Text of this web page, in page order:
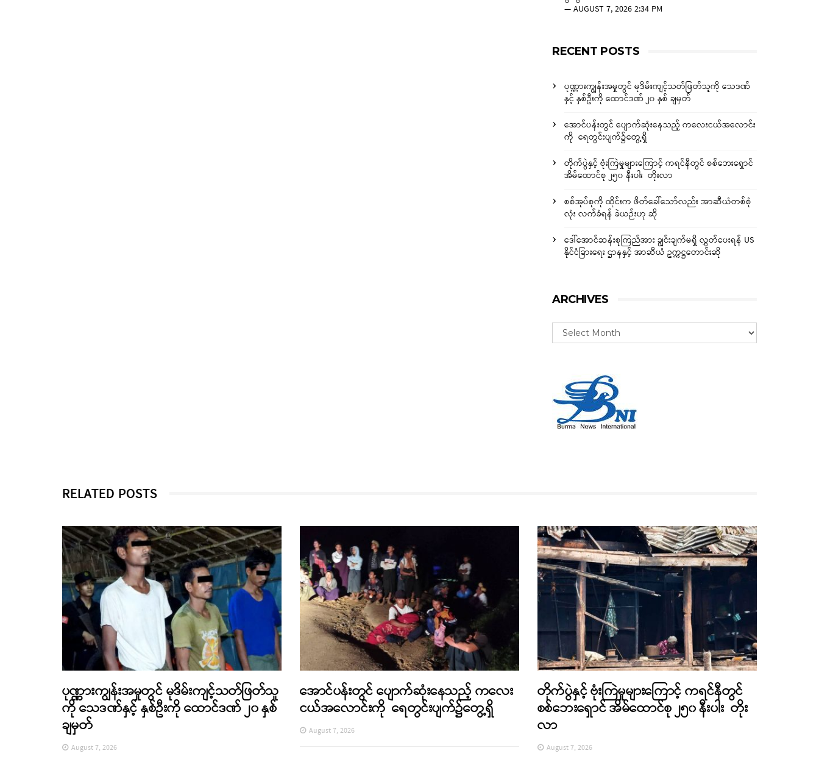
—AUGUST 7, 2026 2:34 PM
RECENT POSTS
ပုဏ္ဏားကျွန်းအမှုတွင် မုဒိမ်းကျင့်သတ်ဖြတ်သူကို သေဒဏ်
နှင့် နှစ်ဦးကို ထောင်ဒဏ် ၂၀ နှစ် ချမှတ်
အောင်ပန်းတွင် ပျောက်ဆုံးနေသည့် ကလေးငယ်အလောင်း
ကို ရေတွင်းပျက်၌တွေ့ရှိ
တိုက်ပွဲနှင့် ဗုံးကြဲမှုများကြောင့် ကရင်နီတွင် စစ်ဘေးရှောင်
အိမ်ထောင်စု ၂၅၀ နီးပါး တိုးလာ
စစ်အုပ်စုကို ထိုင်းက ဖိတ်ခေါ်သော်လည်း အာဆီယံတစ်စုံ
လုံး လက်ခံရန် ခဲယဉ်းဟု ဆို
ဒေါ်အောင်ဆန်းစုကြည်အား ချွင်းချက်မရှိ လွှတ်ပေးရန် US
နိုင်ငံခြားရေး ဌာနနှင့် အာဆီယံ ဥက္ကဋ္ဌတောင်းဆို
ARCHIVES
RELATED POSTS
ပုဏ္ဏားကျွန်းအမှုတွင် မုဒိမ်းကျင့်သတ်ဖြတ်သူ
ကို သေဒဏ်နှင့် နှစ်ဦးကို ထောင်ဒဏ် ၂၀ နှစ်
ချမှတ်
August 7, 2026
အောင်ပန်းတွင် ပျောက်ဆုံးနေသည့် ကလေး
ငယ်အလောင်းကို ရေတွင်းပျက်၌တွေ့ရှိ
August 7, 2026
တိုက်ပွဲနှင့် ဗုံးကြဲမှုများကြောင့် ကရင်နီတွင်
စစ်ဘေးရှောင် အိမ်ထောင်စု ၂၅၀ နီးပါး တိုး
လာ
August 7, 2026